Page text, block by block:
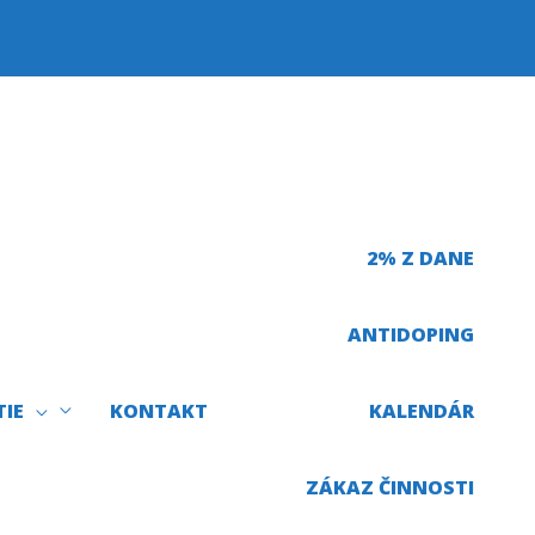
KONTAKT
2% Z DANE
ANTIDOPING
KALENDÁR
ZÁKAZ ČINNOSTI